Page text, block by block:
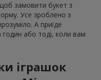
замовити букет з
Усе зроблено з
А приїде
або тоді, коли вам
іграшок